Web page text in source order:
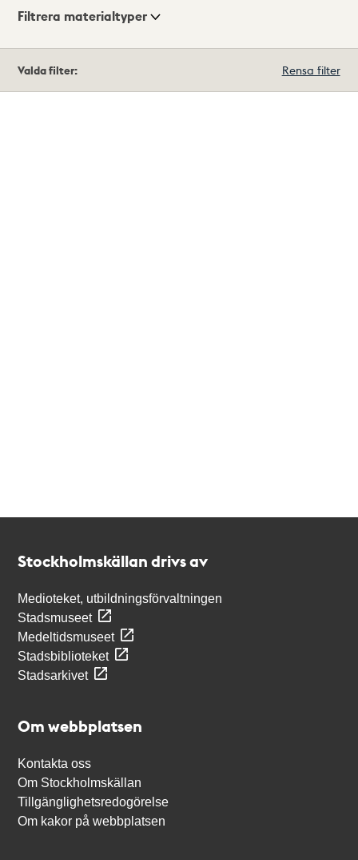
Visningsläge
Filtrera materialtyper
träffar
Valda filter: Rensa filter
Stockholmskällan drivs av
Medioteket, utbildningsförvaltningen
Stadsmuseet
Medeltidsmuseet
Stadsbiblioteket
Stadsarkivet
Om webbplatsen
Kontakta oss
Om Stockholmskällan
Tillgänglighetsredogörelse
Om kakor på webbplatsen